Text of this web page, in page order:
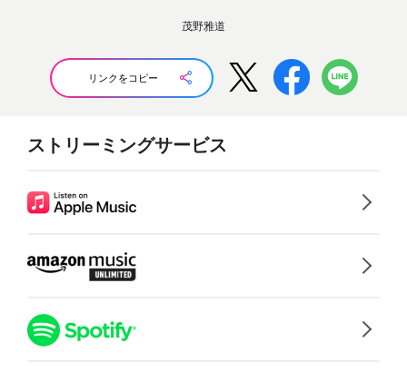
茂野雅道
リンクをコピー
ストリーミングサービス